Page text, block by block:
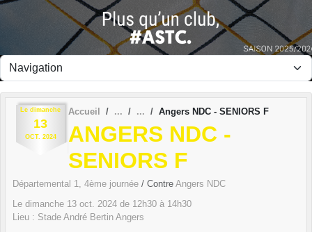
Le dimanche
13
OCT. 2024
Accueil Angers NDC - SENIORS F
ANGERS NDC -
SENIORS F
Départemental 1, 4ème journée / Contre Angers NDC
Le dimanche 13 oct. 2024 de 12h30 à 14h30
Lieu : Stade André Bertin Angers
Panneau de gestion des cookies